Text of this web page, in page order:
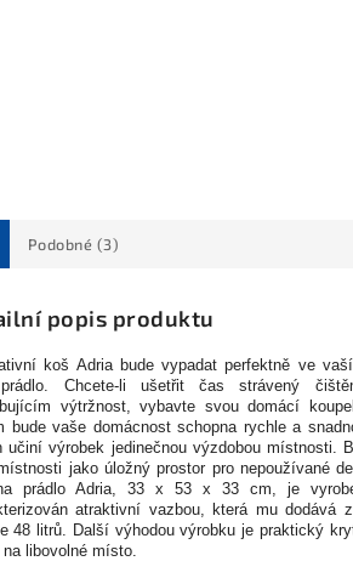
Podobné (3)
popis produktu
koš Adria bude vypadat perfektně ve
Chcete-li ušetřit čas strávený
výtržnost, vybavte svou domácí
bude vaše domácnost schopna rychle a
učiní výrobek jedinečnou výzdobou místnosti.
jako úložný prostor pro nepoužívané
prádlo Adria, 33 x 53 x 33 cm, je
atraktivní vazbou, která mu dodává
48 litrů. Další výhodou výrobku je praktický
na libovolné místo.